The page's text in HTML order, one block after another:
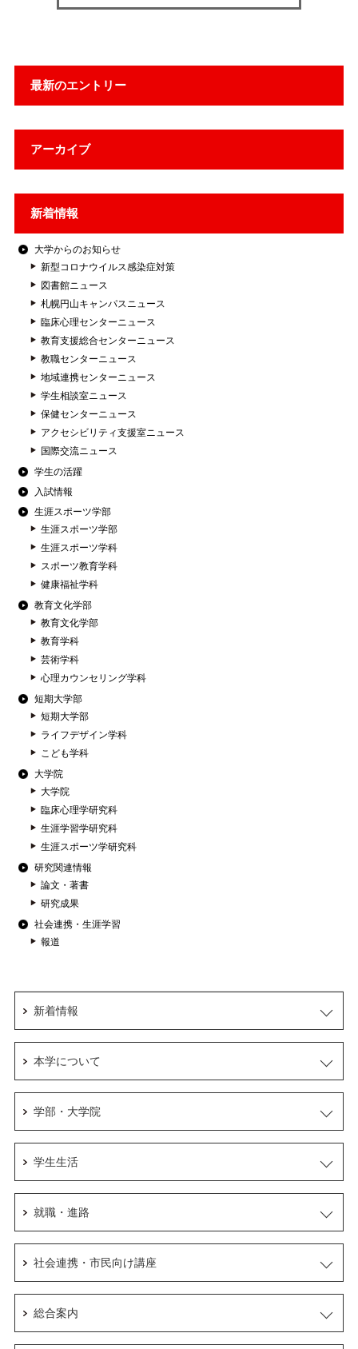
最新のエントリー
アーカイブ
新着情報
大学からのお知らせ
新型コロナウイルス感染症対策
図書館ニュース
札幌円山キャンパスニュース
臨床心理センターニュース
教育支援総合センターニュース
教職センターニュース
地域連携センターニュース
学生相談室ニュース
保健センターニュース
アクセシビリティ支援室ニュース
国際交流ニュース
学生の活躍
入試情報
生涯スポーツ学部
生涯スポーツ学部
生涯スポーツ学科
スポーツ教育学科
健康福祉学科
教育文化学部
教育文化学部
教育学科
芸術学科
心理カウンセリング学科
短期大学部
短期大学部
ライフデザイン学科
こども学科
大学院
大学院
臨床心理学研究科
生涯学習学研究科
生涯スポーツ学研究科
研究関連情報
論文・著書
研究成果
社会連携・生涯学習
報道
新着情報
本学について
学部・大学院
学生生活
就職・進路
社会連携・市民向け講座
総合案内